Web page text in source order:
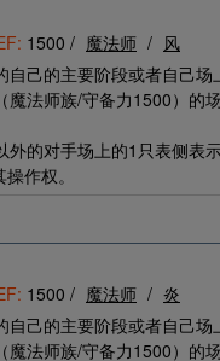
1500 / 魔法师 / 风
自己的主要阶段或者自己
魔法师族/守备力1500）的
外的对手场上的1只表侧表
作权。
1500 / 魔法师 / 炎
自己的主要阶段或者自己
魔法师族/守备力1500）的